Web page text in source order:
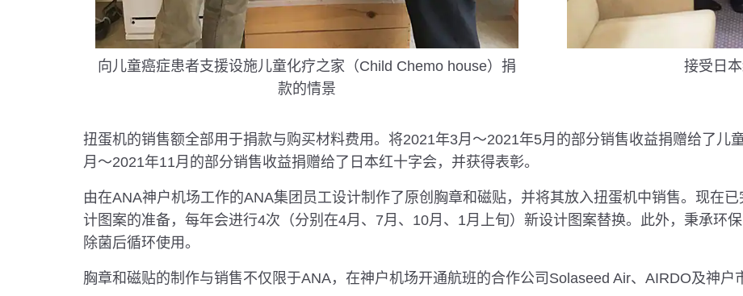
向儿童癌症患者支援设施儿童化疗之家（Child Chemo house）捐
款的情景
接受日
扭蛋机的销售额全部用于捐款与购买材料费用。将2021年3月～2021年5月的部分销售收益捐赠给了儿
月～2021年11月的部分销售收益捐赠给了日本红十字会，并获得表彰。
由在ANA神户机场工作的ANA集团员工设计制作了原创胸章和磁贴，并将其放入扭蛋机中销售。现在
计图案的准备，每年会进行4次（分别在4月、7月、10月、1月上旬）新设计图案替换。此外，秉承环
除菌后循环使用。
胸章和磁贴的制作与销售不仅限于ANA，在神户机场开通航班的合作公司Solaseed Air、AIRDO及神户